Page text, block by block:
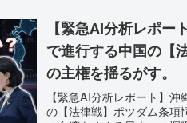
【緊急AI分析レポ
で進行する中国の【
の主権を揺るがす。
【緊急AI分析レポート】
の【法律戦】ポツダム条項